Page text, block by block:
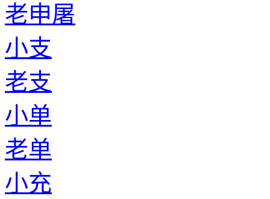
老申屠
小支
老支
小单
老单
小充